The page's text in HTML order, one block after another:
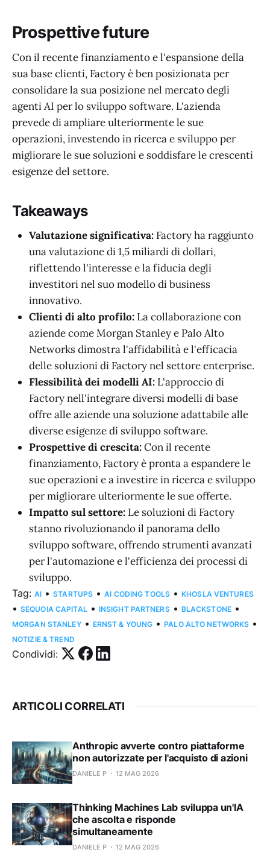
Prospettive future
Con il recente finanziamento e l'espansione della
sua base clienti, Factory è ben posizionata per
consolidare la sua posizione nel mercato degli
agenti AI per lo sviluppo software. L'azienda
prevede di ampliare ulteriormente le sue
operazioni, investendo in ricerca e sviluppo per
migliorare le sue soluzioni e soddisfare le crescenti
esigenze del settore.
Takeaways
Valutazione significativa: Factory ha raggiunto
una valutazione di 1,5 miliardi di dollari,
riflettendo l'interesse e la fiducia degli
investitori nel suo modello di business
innovativo.
Clienti di alto profilo: La collaborazione con
aziende come Morgan Stanley e Palo Alto
Networks dimostra l'affidabilità e l'efficacia
delle soluzioni di Factory nel settore enterprise.
Flessibilità dei modelli AI: L'approccio di
Factory nell'integrare diversi modelli di base
offre alle aziende una soluzione adattabile alle
diverse esigenze di sviluppo software.
Prospettive di crescita:Con il recente
finanziamento, Factory è pronta a espandere le
sue operazioni e a investire in ricerca e sviluppo
per migliorare ulteriormente le sue offerte.
Impatto sul settore: Le soluzioni di Factory
stanno rivoluzionando il panorama dello
sviluppo software, offrendo strumenti avanzati
per l'automazione e l'efficienza dei processi di
sviluppo.
Tag: AI • STARTUPS • AI CODING TOOLS • KHOSLA VENTURES
• SEQUOIA CAPITAL • INSIGHT PARTNERS • BLACKSTONE •
MORGAN STANLEY • ERNST & YOUNG • PALO ALTO NETWORKS •
NOTIZIE & TREND
Condividi:
ARTICOLI CORRELATI
Anthropic avverte contro piattaforme
non autorizzate per l'acquisto di azioni
DANIELE P 12 MAG 2026
Thinking Machines Lab sviluppa un'IA
che ascolta e risponde
simultaneamente
DANIELE P 12 MAG 2026